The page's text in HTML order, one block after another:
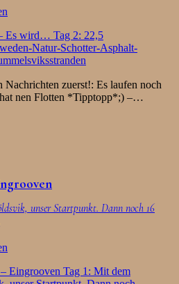
Nachrichten zuerst!: Es laufen noch
nen Flotten *Tipptopp*;) –…
unser Startpunkt. Dann noch 16